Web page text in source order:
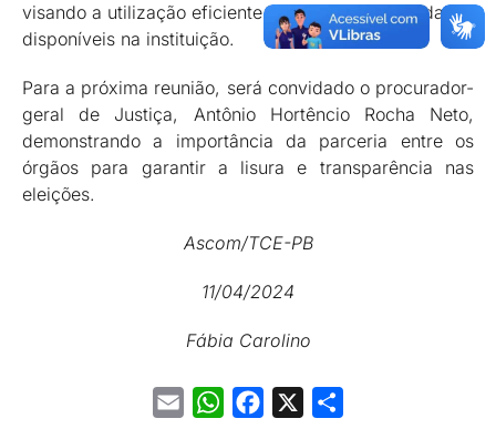
visando a utilização eficiente dos 37 bancos de dados
disponíveis na instituição.
Para a próxima reunião, será convidado o procurador-
geral de Justiça, Antônio Hortêncio Rocha Neto,
demonstrando a importância da parceria entre os
órgãos para garantir a lisura e transparência nas
eleições.
Ascom/TCE-PB
11/04/2024
Fábia Carolino
Email WhatsAppFacebook